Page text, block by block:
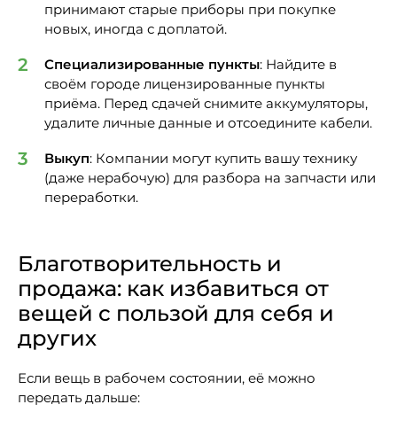
принимают старые приборы при покупке
новых, иногда с доплатой.
Специализированные пункты: Найдите в
своём городе лицензированные пункты
приёма. Перед сдачей снимите аккумуляторы,
удалите личные данные и отсоедините кабели.
Выкуп: Компании могут купить вашу технику
(даже нерабочую) для разбора на запчасти или
переработки.
Благотворительность и
продажа: как избавиться от
вещей с пользой для себя и
других
Если вещь в рабочем состоянии, её можно
передать дальше: